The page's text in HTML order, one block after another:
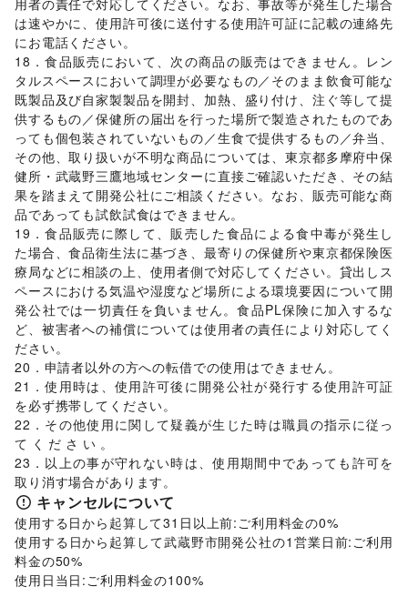
用者の責任で対応してください。なお、事故等が発生した場合
は速やかに、使用許可後に送付する使用許可証に記載の連絡先
にお電話ください。
18．食品販売において、次の商品の販売はできません。レン
タルスペースにおいて調理が必要なもの／そのまま飲食可能な
既製品及び自家製製品を開封、加熱、盛り付け、注ぐ等して提
供するもの／保健所の届出を行った場所で製造されたものであ
っても個包装されていないもの／生食で提供するもの／弁当、
その他、取り扱いが不明な商品については、東京都多摩府中保
健所・武蔵野三鷹地域センターに直接ご確認いただき、その結
果を踏まえて開発公社にご相談ください。なお、販売可能な商
品であっても試飲試食はできません。
19．食品販売に際して、販売した食品による食中毒が発生し
た場合、食品衛生法に基づき、最寄りの保健所や東京都保険医
療局などに相談の上、使用者側で対応してください。貸出しス
ペースにおける気温や湿度など場所による環境要因について開
発公社では一切責任を負いません。食品PL保険に加入するな
ど、被害者への補償については使用者の責任により対応してく
ださい。
20．申請者以外の方への転借での使用はできません。
21．使用時は、使用許可後に開発公社が発行する使用許可証
を必ず携帯してください。
22．その他使用に関して疑義が生じた時は職員の指示に従っ
てください。
23．以上の事が守れない時は、使用期間中であっても許可を
キャンセルについて
使用する日から起算して31日以上前:ご利用料金の0%
使用する日から起算して武蔵野市開発公社の1営業日前:ご利用
料金の50%
使用日当日:ご利用料金の100%